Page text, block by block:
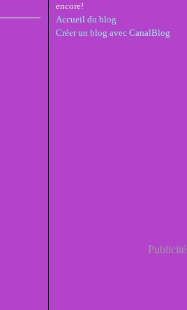
encore!
Accueil du blog
Créer un blog avec CanalBlog
Publicité